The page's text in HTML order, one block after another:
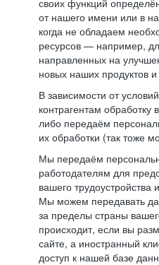
своих функций
от нашего имени или в
когда не обладаем
ресурсов — например,
направленных на
новых наших продуктов и
В зависимости от
контрагентам
либо передаём
их обработки (так тоже
Мы передаём
работодателям для
вашего трудоустройства
Мы можем передавать
за пределы страны
происходит, если вы
сайте, а иностранный
доступ к нашей базе